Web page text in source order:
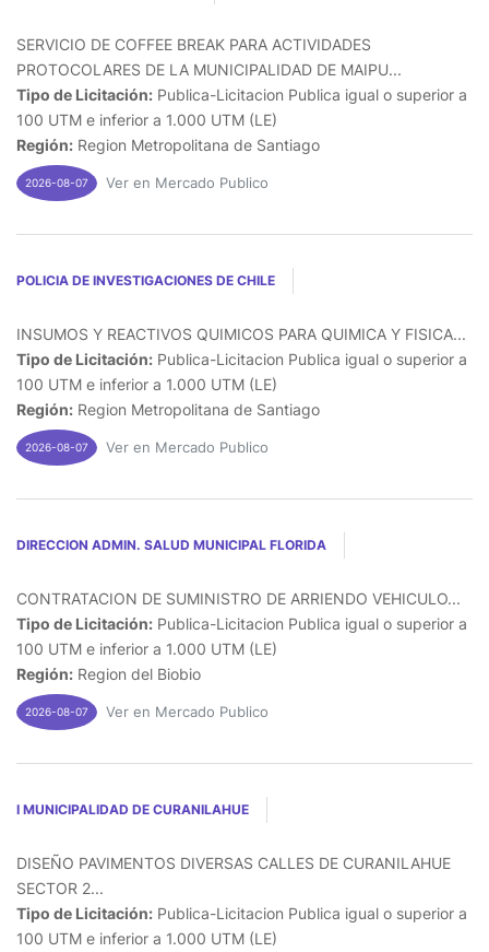
SERVICIO DE COFFEE BREAK PARA ACTIVIDADES
PROTOCOLARES DE LA MUNICIPALIDAD DE MAIPU...
Tipo de Licitación: Publica-Licitacion Publica igual o superior a
100 UTM e inferior a 1.000 UTM (LE)
Región: Region Metropolitana de Santiago
2026-08-07 Ver en Mercado Publico
POLICIA DE INVESTIGACIONES DE CHILE
INSUMOS Y REACTIVOS QUIMICOS PARA QUIMICA Y FISICA...
Tipo de Licitación: Publica-Licitacion Publica igual o superior a
100 UTM e inferior a 1.000 UTM (LE)
Región: Region Metropolitana de Santiago
2026-08-07 Ver en Mercado Publico
DIRECCION ADMIN. SALUD MUNICIPAL FLORIDA
CONTRATACION DE SUMINISTRO DE ARRIENDO VEHICULO...
Tipo de Licitación: Publica-Licitacion Publica igual o superior a
100 UTM e inferior a 1.000 UTM (LE)
Región: Region del Biobio
2026-08-07 Ver en Mercado Publico
I MUNICIPALIDAD DE CURANILAHUE
DISEÑO PAVIMENTOS DIVERSAS CALLES DE CURANILAHUE
SECTOR 2...
Tipo de Licitación: Publica-Licitacion Publica igual o superior a
100 UTM e inferior a 1.000 UTM (LE)